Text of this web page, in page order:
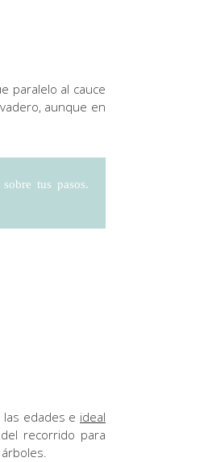
paralelo al cauce
aunque en
tus pasos.
las edades e ideal
recorrido para